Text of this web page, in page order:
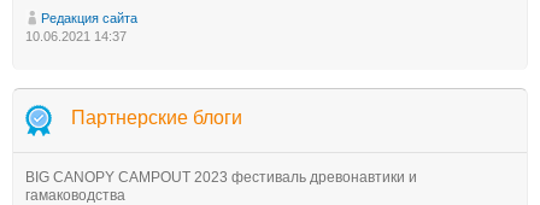
Редакция сайта
10.06.2021 14:37
Партнерские блоги
BIG CANOPY CAMPOUT 2023 фестиваль древонавтики и
гамаководства